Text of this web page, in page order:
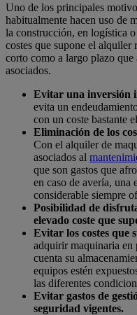
Uno de los principales
habitualmente hacen uso de
la construcción, en logística
costes que supone el alquiler
corto como a largo plazo
asociados.
Evitar una inversión
evita un
con un coste bastante
Eliminación de los
Con el alquiler de
asociados al
que son gastos que
en caso de avería, una
considerable siempre
Posibilidad de
elevado coste que
Evitar los costes que
adquirir maquinaria en
cuenta su
equipos estén
las diferentes
Evitar gastos de
seguridad vigentes.